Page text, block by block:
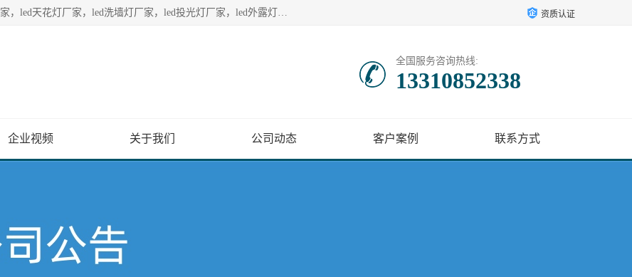
深圳至大光电有限公司生产供应：led护栏管厂家，led点光源厂家，led天花灯厂家，led洗墙灯厂家，led投光灯厂家，led外露灯串厂家， led模组厂家，led控制器厂家，led流星管厂家，led灯带厂家专业生产LED广告招牌照明灯具。 资质认证
全国服务咨询热线:
13310852338
企业视频 关于我们 公司动态 客户案例 联系方式